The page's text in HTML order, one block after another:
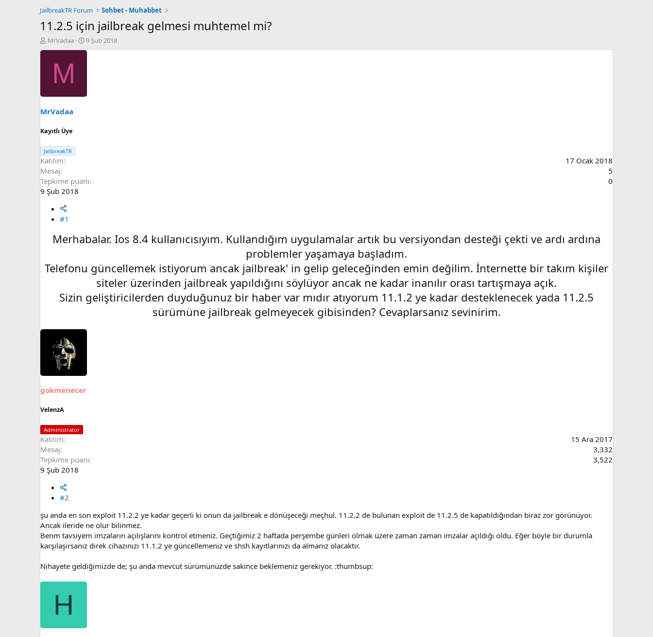
JailbreakTR Forum Sohbet - Muhabbet
11.2.5 için jailbreak gelmesi muhtemel mi?
K
o
b
MrVadaa
B
a
9 Şub 2018
M
MrVadaa
Kayıtlı Üye
JailbreakTR
Katılım
17 Ocak 2018
Mesaj
5
Tepkime puanı
0
9 Şub 2018
#1
Merhabalar. Ios 8.4 kullanıcısıyım. Kullandığım uygulamalar artık bu versiyondan desteği çekti ve ardı ardına
problemler yaşamaya başladım.
Telefonu güncellemek istiyorum ancak jailbreak' in gelip geleceğinden emin değilim. İnternette bir takım kişiler
siteler üzerinden jailbreak yapıldığını söylüyor ancak ne kadar inanılır orası tartışmaya açık.
Sizin geliştiricilerden duyduğunuz bir haber var mıdır atıyorum 11.1.2 ye kadar desteklenecek yada 11.2.5
sürümüne jailbreak gelmeyecek gibisinden? Cevaplarsanız sevinirim.
gokmenecer
VelenzA
Administrator
Katılım
15 Ara 2017
Mesaj
3,332
Tepkime puanı
3,522
9 Şub 2018
#2
şu anda en son exploit 11.2.2 ye kadar geçerli ki onun da jailbreak e dönüşeceği meçhul. 11.2.2 de bulunan exploit de 11.2.5 de kapatıldığından biraz zor görünüyor.
Ancak ileride ne olur bilinmez.
Benm tavsiyem imzaların açılışlarını kontrol etmeniz. Geçtiğimiz 2 haftada perşembe günleri olmak üzere zaman zaman imzalar açıldığı oldu. Eğer böyle bir durumla
karşılaşırsanız direk cihazınızı 11.1.2 ye güncellemeniz ve shsh kayıtlarınızı da almanız olacaktır.
Nihayete geldiğimizde de; şu anda mevcut sürümünüzde sakince beklemeniz gerekiyor. :thumbsup:
H